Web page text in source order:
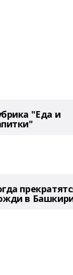
"Еда и
в